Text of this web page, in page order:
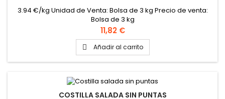
3.94 €/kg Unidad de Venta: Bolsa de 3 kg Precio de venta:
Bolsa de 3 kg
Precio
11,82 €
 Añadir al carrito
COSTILLA SALADA SIN PUNTAS